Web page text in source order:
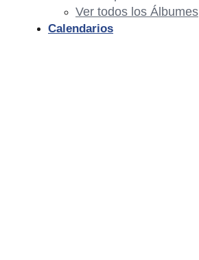
Ver todos los Álbumes
Calendarios